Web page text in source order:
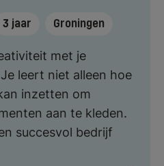
3 jaar Groningen
met je
leert niet alleen hoe
inzetten om
aan te kleden.
succesvol bedrijf